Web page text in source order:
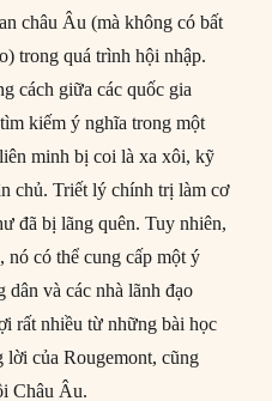
châu Âu (mà không có bất
trong quá trình hội nhập.
cách giữa các quốc gia
kiếm ý nghĩa trong một
minh bị coi là xa xôi, kỹ
chủ. Triết lý chính trị làm cơ
đã bị lãng quên. Tuy nhiên,
nó có thể cung cấp một ý
và các nhà lãnh đạo
rất nhiều từ những bài học
của Rougemont, cũng
Châu Âu.